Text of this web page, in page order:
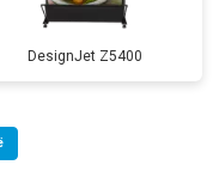
DesignJet Z5400